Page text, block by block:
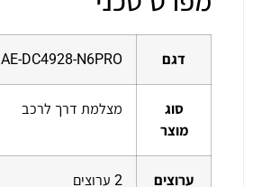
דגם AE-DC4928-N6PRO
סוג
מוצר
מצלמת דרך לרכב
ערוצים 2 ערוצים